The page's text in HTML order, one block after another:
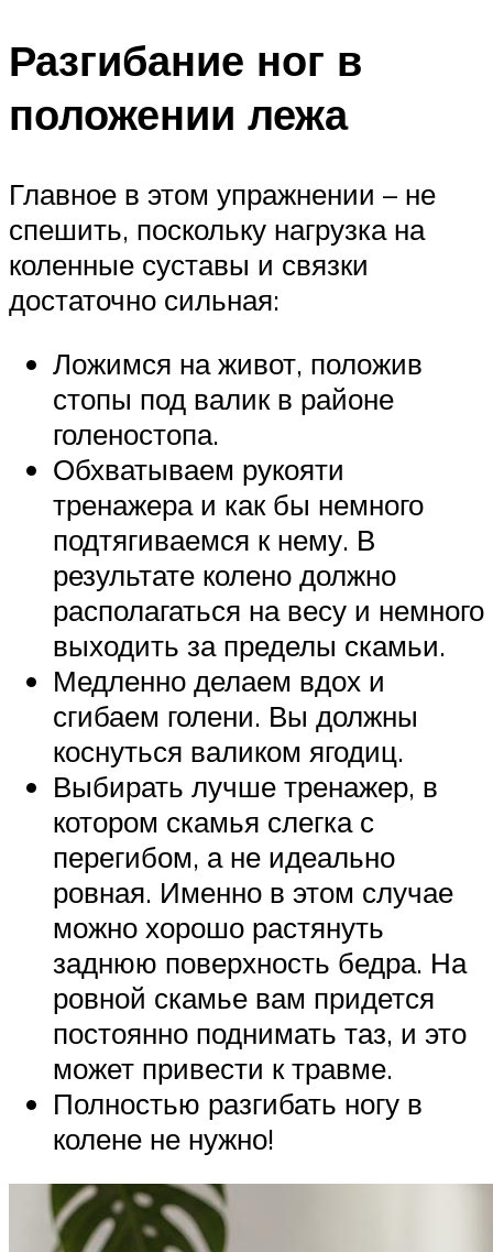
Разгибание ног в
положении лежа
Главное в этом упражнении – не
спешить, поскольку нагрузка на
коленные суставы и связки
достаточно сильная:
Ложимся на живот, положив
стопы под валик в районе
голеностопа.
Обхватываем рукояти
тренажера и как бы немного
подтягиваемся к нему. В
результате колено должно
располагаться на весу и немного
выходить за пределы скамьи.
Медленно делаем вдох и
сгибаем голени. Вы должны
коснуться валиком ягодиц.
Выбирать лучше тренажер, в
котором скамья слегка с
перегибом, а не идеально
ровная. Именно в этом случае
можно хорошо растянуть
заднюю поверхность бедра. На
ровной скамье вам придется
постоянно поднимать таз, и это
может привести к травме.
Полностью разгибать ногу в
колене не нужно!